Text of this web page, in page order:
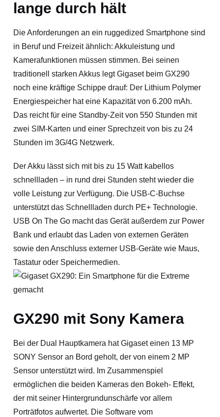
lange durch hält
Die Anforderungen an ein ruggedized Smartphone sind
in Beruf und Freizeit ähnlich: Akkuleistung und
Kamerafunktionen müssen stimmen. Bei seinen
traditionell starken Akkus legt Gigaset beim GX290
noch eine kräftige Schippe drauf: Der Lithium Polymer
Energiespeicher hat eine Kapazität von 6.200 mAh.
Das reicht für eine Standby-Zeit von 550 Stunden mit
zwei SIM-Karten und einer Sprechzeit von bis zu 24
Stunden im 3G/4G Netzwerk.
Der Akku lässt sich mit bis zu 15 Watt kabellos
schnellladen – in rund drei Stunden steht wieder die
volle Leistung zur Verfügung. Die USB-C-Buchse
unterstützt das Schnellladen durch PE+ Technologie.
USB On The Go macht das Gerät außerdem zur Power
Bank und erlaubt das Laden von externen Geräten
sowie den Anschluss externer USB-Geräte wie Maus,
Tastatur oder Speichermedien.
GX290 mit Sony Kamera
Bei der Dual Hauptkamera hat Gigaset einen 13 MP
SONY Sensor an Bord geholt, der von einem 2 MP
Sensor unterstützt wird. Im Zusammenspiel
ermöglichen die beiden Kameras den Bokeh- Effekt,
der mit seiner Hintergrundunschärfe vor allem
Porträtfotos aufwertet. Die Software vom